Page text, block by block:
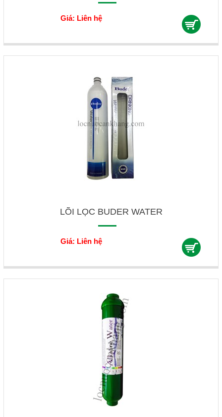
Giá: Liên hệ
LÕI LỌC BUDER WATER
Giá: Liên hệ